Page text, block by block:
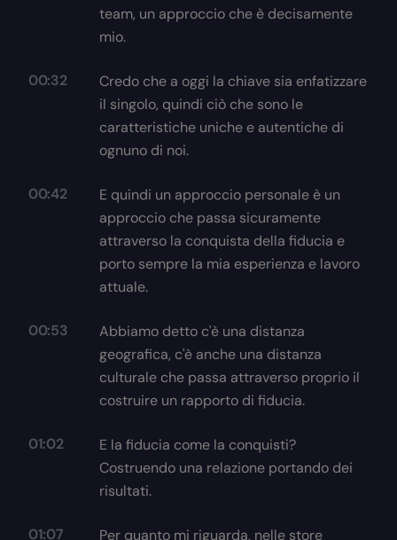
team, un approccio che è decisamente
mio.
00:32
Credo che a oggi la chiave sia enfatizzare
il singolo, quindi ciò che sono le
caratteristiche uniche e autentiche di
ognuno di noi.
00:42
E quindi un approccio personale è un
approccio che passa sicuramente
attraverso la conquista della fiducia e
porto sempre la mia esperienza e lavoro
attuale.
00:53
Abbiamo detto c'è una distanza
geografica, c'è anche una distanza
culturale che passa attraverso proprio il
costruire un rapporto di fiducia.
01:02
E la fiducia come la conquisti?
Costruendo una relazione portando dei
risultati.
01:07
Per quanto mi riguarda, nelle store